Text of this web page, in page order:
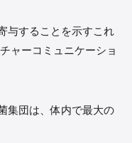
与することを示すこれ
ャーコミュニケーショ
集団は、体内で最大の